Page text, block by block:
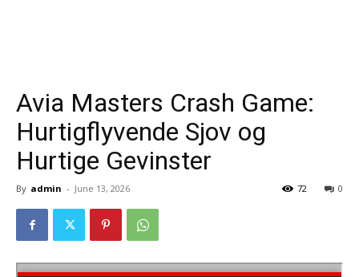
Avia Masters Crash Game:
Hurtigflyvende Sjov og
Hurtige Gevinster
By admin - June 13, 2026 0
72